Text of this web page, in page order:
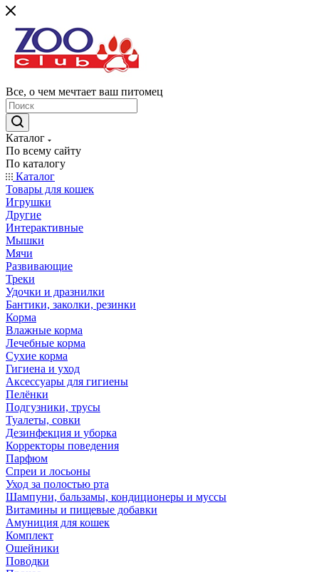
Все, о чем мечтает ваш питомец
Каталог
По всему сайту
По каталогу
Каталог
Товары для кошек
Игрушки
Другие
Интерактивные
Мышки
Мячи
Развивающие
Треки
Удочки и дразнилки
Бантики, заколки, резинки
Корма
Влажные корма
Лечебные корма
Сухие корма
Гигиена и уход
Аксессуары для гигиены
Пелёнки
Подгузники, трусы
Туалеты, совки
Дезинфекция и уборка
Корректоры поведения
Парфюм
Спреи и лосьоны
Уход за полостью рта
Шампуни, бальзамы, кондиционеры и муссы
Витамины и пищевые добавки
Амуниция для кошек
Комплект
Ошейники
Поводки